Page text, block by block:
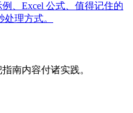
、Excel 公式、值得记住的
理方式。
南内容付诸实践。